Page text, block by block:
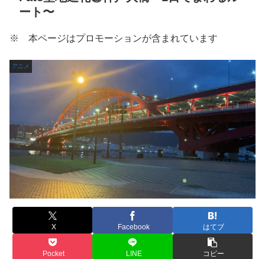
ート〜
※ 本ページはプロモーションが含まれています
アニメ
X Facebook はてブ
Pocket LINE コピー